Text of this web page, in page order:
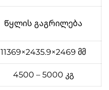
Წყლის გაგრილება
11369×2435.9×2469 მმ
4500 – 5000 კგ